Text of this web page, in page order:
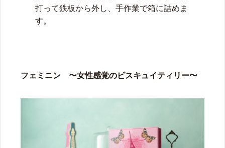
打って鉄板から外し、手作業で箱に詰めま
す。
フェミニン 〜女性感覚のビスキュイティリー〜